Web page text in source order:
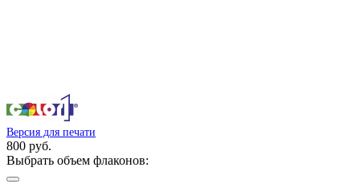
Версия для печати
800 руб.
Выбрать объем флаконов: